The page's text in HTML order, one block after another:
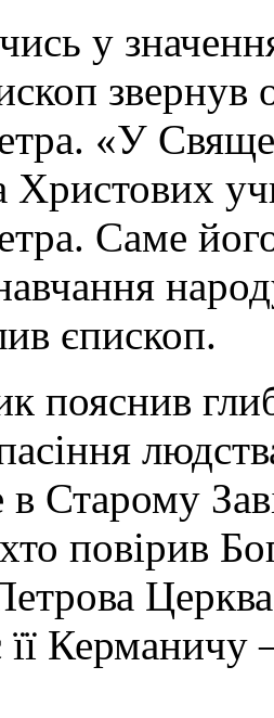
у
звернув
«У
Христових
Саме
єпископ.
пояснив
Старому
повірив
її